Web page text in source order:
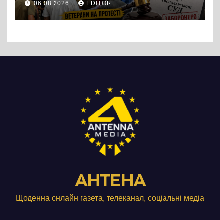
підприємства ТОВ «Омега
Три», що займається
06.08.2026 EDITOR
АНТЕНА
Щоденна онлайн газета, телеканал, соціальні медіа